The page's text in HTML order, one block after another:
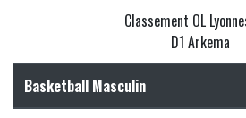
Classement OL
D1 Arkema
Basketball Masculin